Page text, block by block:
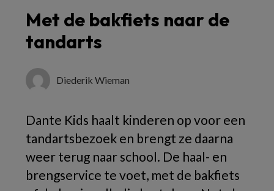
Met de bakfiets naar de
tandarts
Diederik Wieman
Dante Kids haalt kinderen op voor een
tandartsbezoek en brengt ze daarna
weer terug naar school. De haal- en
brengservice te voet, met de bakfiets